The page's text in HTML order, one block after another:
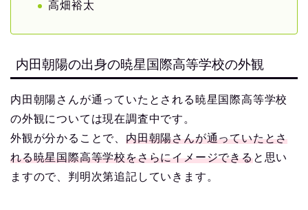
高畑裕太
内田朝陽の出身の暁星国際高等学校の外観
内田朝陽さんが通っていたとされる暁星国際高等学校
の外観については現在調査中です。
外観が分かることで、 内田朝陽さんが通っていたとさ
れる暁星国際高等学校をさらにイメージできると思い
ますので、判明次第追記していきます。